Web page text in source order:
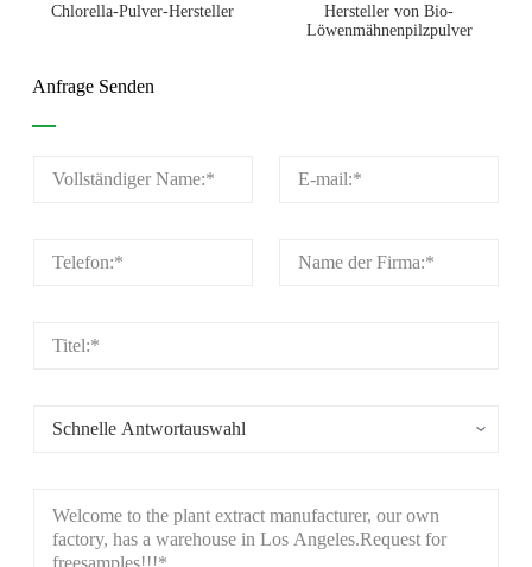
Chlorella-Pulver-Hersteller
Hersteller von Bio-
Löwenmähnenpilzpulver
Anfrage Senden